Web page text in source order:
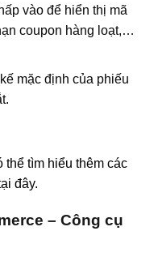
vào để hiển thị mã
coupon hàng loạt,…
mặc định của phiếu
thể tìm hiểu thêm các
đây.
– Công cụ